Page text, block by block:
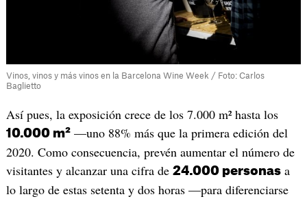
Vinos, vinos y más vinos en la Barcelona Wine Week / Foto: Carlos
Baglietto
Así pues, la exposición crece de los 7.000 m² hasta los
10.000 m²—uno 88% más que la primera edición del
2020. Como consecuencia, prevén aumentar el número de
visitantes y alcanzar una cifra de 24.000 personasa
lo largo de estas setenta y dos horas —para diferenciarse